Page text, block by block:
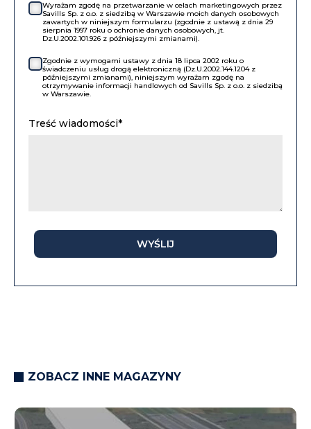
Wyrażam zgodę na przetwarzanie w celach marketingowych przez
Savills Sp. z o.o. z siedzibą w Warszawie moich danych osobowych
zawartych w niniejszym formularzu (zgodnie z ustawą z dnia 29
sierpnia 1997 roku o ochronie danych osobowych, jt.
Dz.U.2002.101.926 z późniejszymi zmianami).
Zgodnie z wymogami ustawy z dnia 18 lipca 2002 roku o
świadczeniu usług drogą elektroniczną (Dz.U.2002.144.1204 z
późniejszymi zmianami), niniejszym wyrażam zgodę na
otrzymywanie informacji handlowych od Savills Sp. z o.o. z siedzibą
w Warszawie.
Treść wiadomości*
WYŚLIJ
ZOBACZ INNE MAGAZYNY